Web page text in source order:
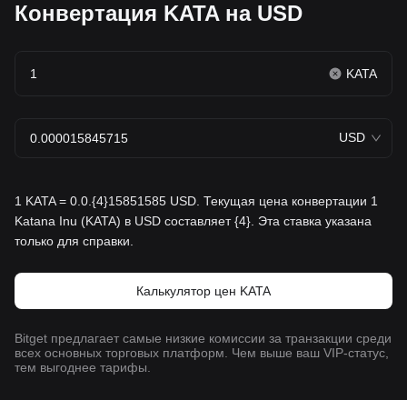
Конвертация KATA на USD
KATA
USD
1 KATA = 0.0.{4}15851585 USD. Текущая цена конвертации 1
Katana Inu (KATA) в USD составляет {4}. Эта ставка указана
только для справки.
Калькулятор цен KATA
Bitget предлагает самые низкие комиссии за транзакции среди
всех основных торговых платформ. Чем выше ваш VIP-статус,
тем выгоднее тарифы.